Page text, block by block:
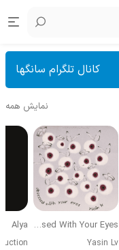
کانال تلگرام سانگها
نمایش همه
Obsessed With Your Eyes
Yasin Lv
Alya